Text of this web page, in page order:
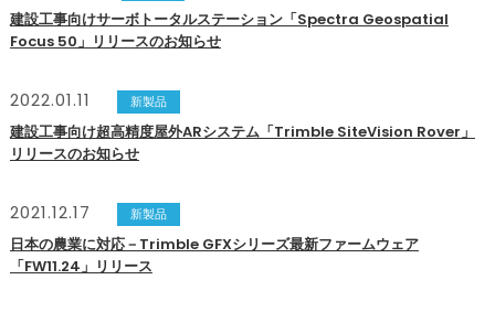
建設工事向けサーボトータルステーション「Spectra Geospatial
Focus 50」リリースのお知らせ
2022.01.11 新製品
建設工事向け超高精度屋外ARシステム「Trimble SiteVision Rover」
リリースのお知らせ
2021.12.17 新製品
日本の農業に対応－Trimble GFXシリーズ最新ファームウェア
「FW11.24」リリース